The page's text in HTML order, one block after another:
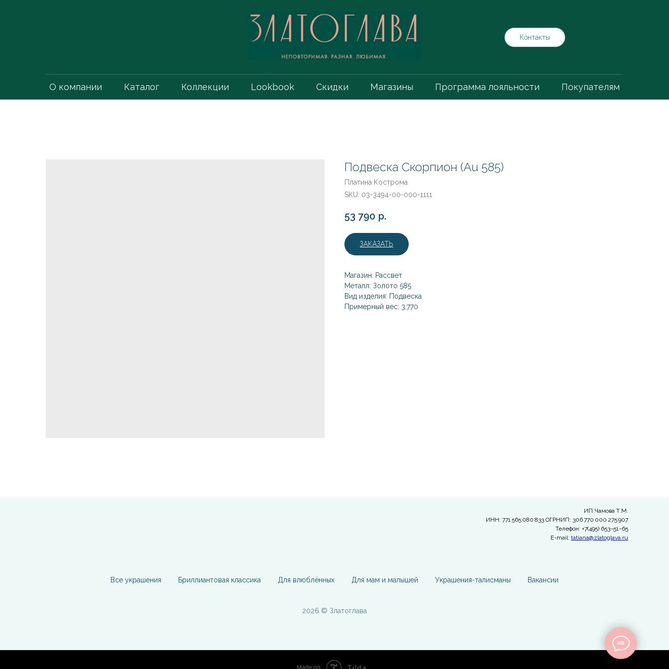
Контакты
О компании Каталог Коллекции Lookbook Скидки Магазины Программа лояльности Покупателям
Подвеска Скорпион (Au 585)
Платина Кострома
SKU: 03-3494-00-000-1111
53 790 р.
ЗАКАЗАТЬ
Магазин: Рассвет
Металл: Золото 585
Вид изделия: Подвеска
Примерный вес: 3,770
ИП Чамова Т.М.
ИНН: 771 565 080 833 ОГРНИП: 306 770 000 275 907
Телефон: +7(495) 653−51−65
E-mail: tatiana@zlatoglava.ru
Все украшения Бриллиантовая классика Для влюблённых Для мам и малышей Украшения-талисманы Вакансии
2026 © Златоглава
Made on